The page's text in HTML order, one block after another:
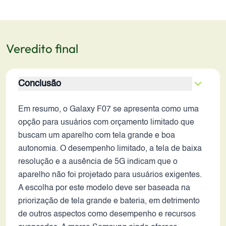
Veredito final
Conclusão
Em resumo, o Galaxy F07 se apresenta como uma
opção para usuários com orçamento limitado que
buscam um aparelho com tela grande e boa
autonomia. O desempenho limitado, a tela de baixa
resolução e a ausência de 5G indicam que o
aparelho não foi projetado para usuários exigentes.
A escolha por este modelo deve ser baseada na
priorização de tela grande e bateria, em detrimento
de outros aspectos como desempenho e recursos